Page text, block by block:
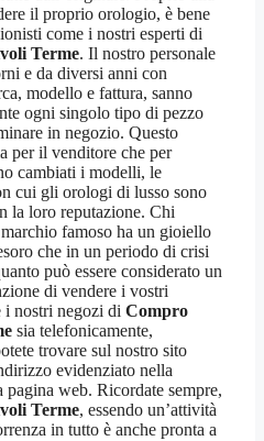
il proprio orologio, è bene
come i nostri esperti di
Terme. Il nostro personale
e da diversi anni con
modello e fattura, sanno
ogni singolo tipo di pezzo
in negozio. Questo
per il venditore che per
cambiati i modelli, le
cui gli orologi di lusso sono
la loro reputazione. Chi
famoso ha un gioiello
che in un periodo di crisi
può essere considerato un
di vendere i vostri
i nostri negozi di Compro
sia telefonicamente,
trovare sul nostro sito
evidenziato nella
pagina web. Ricordate sempre,
Terme, essendo un’attività
in tutto è anche pronta a